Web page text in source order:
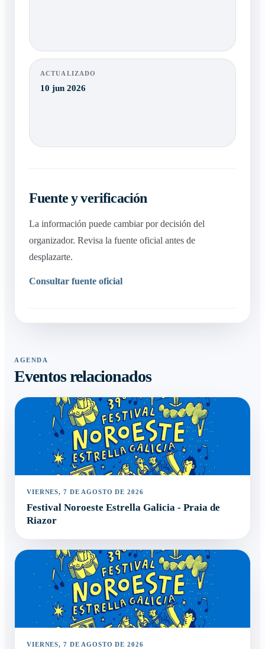
ACTUALIZADO
10 jun 2026
Fuente y verificación
La información puede cambiar por decisión del
organizador. Revisa la fuente oficial antes de
desplazarte.
Consultar fuente oficial
AGENDA
Eventos relacionados
VIERNES, 7 DE AGOSTO DE 2026
Festival Noroeste Estrella Galicia - Praia de
Riazor
VIERNES, 7 DE AGOSTO DE 2026